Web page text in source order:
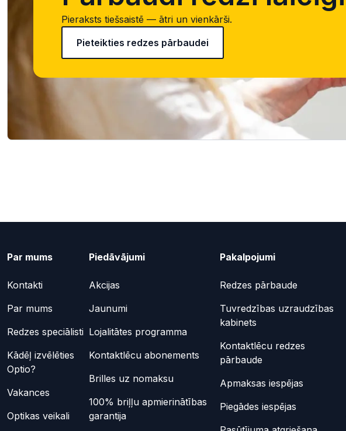
Pieraksts tiešsaistē — ātri un vienkārši.
Pieteikties redzes pārbaudei
Par mums
Kontakti
Par mums
Redzes speciālisti
Kādēļ izvēlēties
Optio?
Vakances
Optikas veikali
Piedāvājumi
Akcijas
Jaunumi
Lojalitātes programma
Kontaktlēcu abonements
Brilles uz nomaksu
100% briļļu apmierinātības
garantija
Pakalpojumi
Redzes pārbaude
Tuvredzības uzraudzības
kabinets
Kontaktlēcu redzes
pārbaude
Apmaksas iespējas
Piegādes iespējas